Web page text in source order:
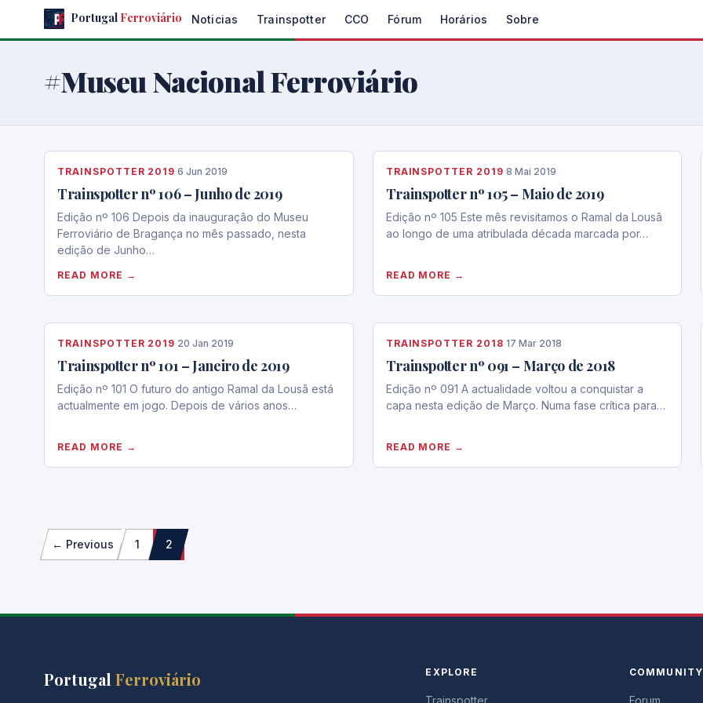
Portugal Ferroviário Noticias Trainspotter CCO Fórum Horários Sobre
#Museu Nacional Ferroviário
TRAINSPOTTER 2019·6 Jun 2019
Trainspotter nº 106 – Junho de 2019
Edição nº 106 Depois da inauguração do Museu
Ferroviário de Bragança no mês passado, nesta
edição de Junho…
READ MORE →
TRAINSPOTTER 2019·8 Mai 2019
Trainspotter nº 105 – Maio de 2019
Edição nº 105 Este mês revisitamos o Ramal da Lousã
ao longo de uma atribulada década marcada por…
READ MORE →
TRAINSPOTTER 2019·20 Jan 2019
Trainspotter nº 101 – Janeiro de 2019
Edição nº 101 O futuro do antigo Ramal da Lousã está
actualmente em jogo. Depois de vários anos…
READ MORE →
TRAINSPOTTER 2018·17 Mar 2018
Trainspotter nº 091 – Março de 2018
Edição nº 091 A actualidade voltou a conquistar a
capa nesta edição de Março. Numa fase crítica para…
READ MORE →
Paginação
dos
← Previous 1 2
Portugal Ferroviário EXPLORE
Trainspotter
COMMUNITY
Forum